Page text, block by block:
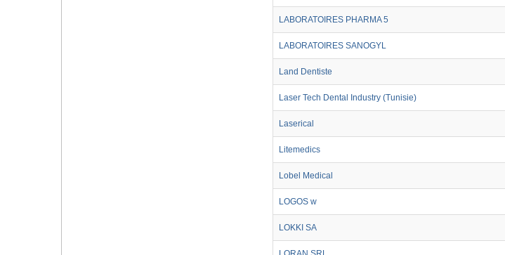
LABORATOIRES PHARMA 5
LABORATOIRES SANOGYL
Land Dentiste
Laser Tech Dental Industry (Tunisie)
Laserical
Litemedics
Lobel Medical
LOGOS w
LOKKI SA